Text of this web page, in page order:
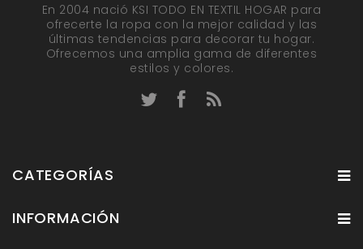
En 2004 nació KSI TODO EN TEXTIL HOGAR para
ofrecerte la ropa con la mejor calidad y las
últimas tendencias para decorar tu hogar.
Ofrecemos una amplia gama de diferentes
estilos y colores.
CATEGORÍAS
INFORMACIÓN